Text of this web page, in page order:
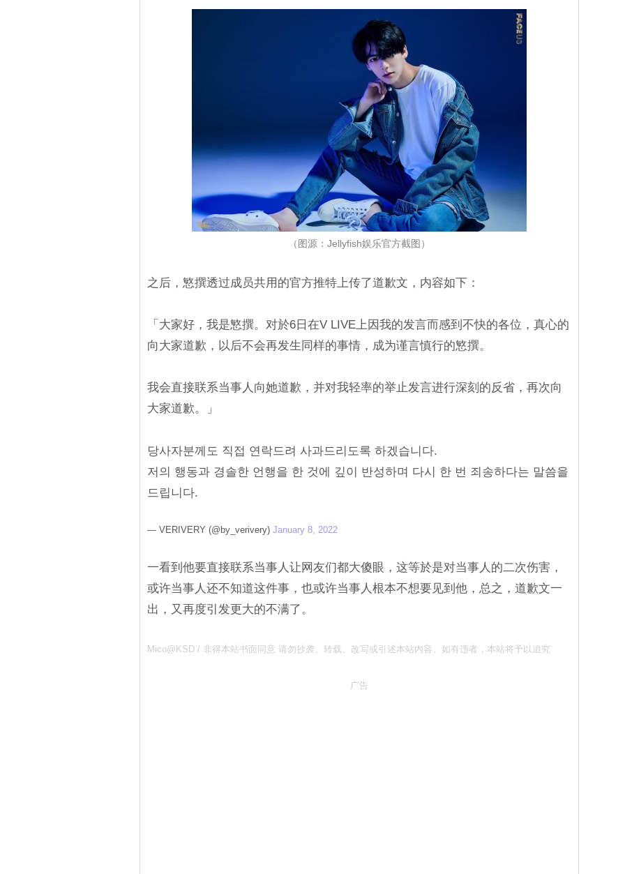
（图源：Jellyfish娱乐官方截图）
之后，慜撰透过成员共用的官方推特上传了道歉文，内容如下：
「大家好，我是慜撰。对於6日在V LIVE上因我的发言而感到不快的各位，真心的
向大家道歉，以后不会再发生同样的事情，成为谨言慎行的慜撰。
我会直接联系当事人向她道歉，并对我轻率的举止发言进行深刻的反省，再次向
大家道歉。」
당사자분께도 직접 연락드려 사과드리도록 하겠습니다.
저의 행동과 경솔한 언행을 한 것에 깊이 반성하며 다시 한 번 죄송하다는 말씀을
드립니다.
— VERIVERY (@by_verivery) January 8, 2022
一看到他要直接联系当事人让网友们都大傻眼，这等於是对当事人的二次伤害，
或许当事人还不知道这件事，也或许当事人根本不想要见到他，总之，道歉文一
出，又再度引发更大的不满了。
Mico@KSD / 非得本站书面同意 请勿抄袭、转载、改写或引述本站内容。如有违者，本站将予以追究
广告